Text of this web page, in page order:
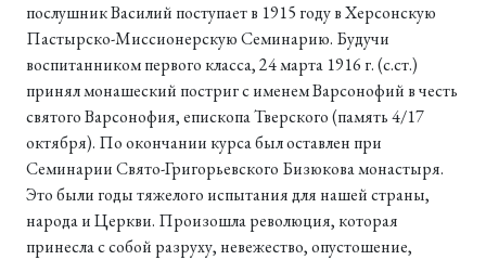
послушник Василий поступает в 1915 году в Херсонскую
Пастырско-Миссионерскую Семинарию. Будучи
воспитанником первого класса, 24 марта 1916 г. (с.ст.)
принял монашеский постриг с именем Варсонофий в честь
святого Варсонофия, епископа Тверского (память 4/17
октября). По окончании курса был оставлен при
Семинарии Свято-Григорьевского Бизюкова монастыря.
Это были годы тяжелого испытания для нашей страны,
народа и Церкви. Произошла революция, которая
принесла с собой разруху, невежество, опустошение,